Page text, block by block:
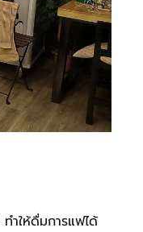
ำให้ดื่มการแฟได้